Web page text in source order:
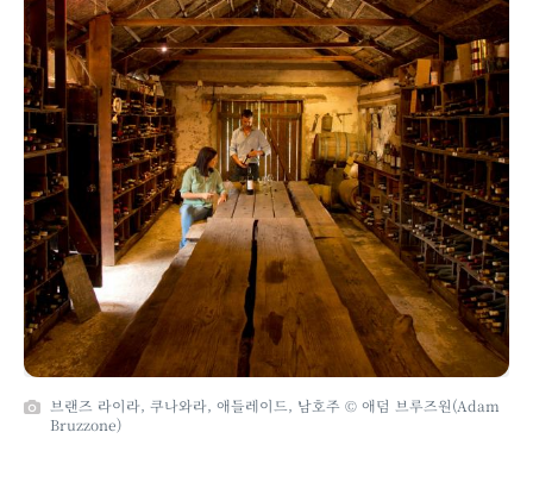
브랜즈 라이라, 쿠나와라, 애들레이드, 남호주 © 애덤 브루즈원(Adam
Bruzzone)